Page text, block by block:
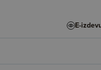
E-